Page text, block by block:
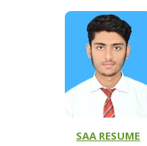
SAA RESUME